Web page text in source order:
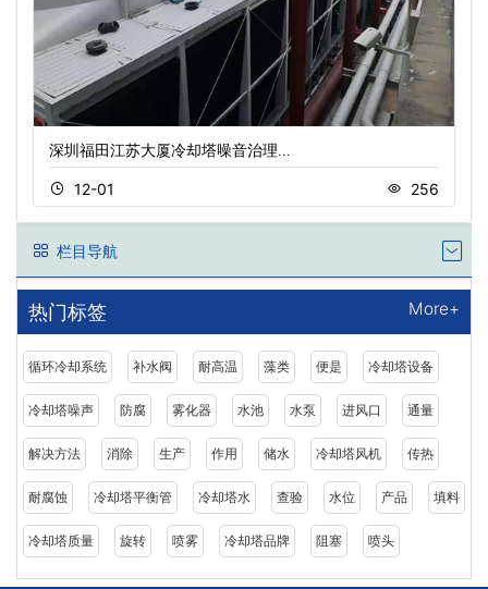
深圳福田江苏大厦冷却塔噪音治理…
12-01 256
栏目导航
热门标签 More+
循环冷却系统 补水阀 耐高温 藻类 便是 冷却塔设备
冷却塔噪声 防腐 雾化器 水池 水泵 进风口 通量
解决方法 消除 生产 作用 储水 冷却塔风机 传热
耐腐蚀 冷却塔平衡管 冷却塔水 查验 水位 产品 填料
冷却塔质量 旋转 喷雾 冷却塔品牌 阻塞 喷头